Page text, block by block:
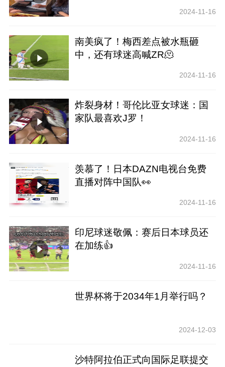
2024-11-16
南美疯了！梅西差点被水瓶砸
中，还有球迷高喊ZR🫠
2024-11-16
炸裂身材！哥伦比亚女球迷：国
家队最喜欢J罗！
2024-11-16
羡慕了！日本DAZN电视台免费
直播对阵中国队👀
2024-11-16
印尼球迷敬佩：赛后日本球员还
在加练👍
2024-11-16
世界杯将于2034年1月举行吗？
2024-12-03
沙特阿拉伯正式向国际足联提交